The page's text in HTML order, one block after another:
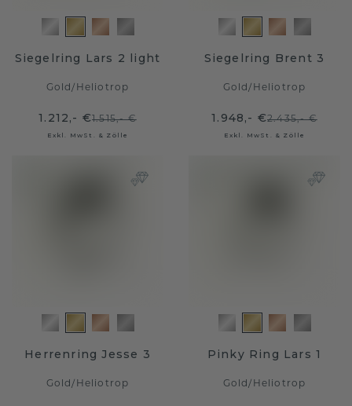
Siegelring Lars 2 light
Gold/ Heliotrop
1.212,- €1.515,- €
Exkl. MwSt. & Zölle
Siegelring Brent 3
Gold/ Heliotrop
1.948,- €2.435,- €
Exkl. MwSt. & Zölle
Herrenring Jesse 3
Gold/ Heliotrop
Pinky Ring Lars 1
Gold/ Heliotrop